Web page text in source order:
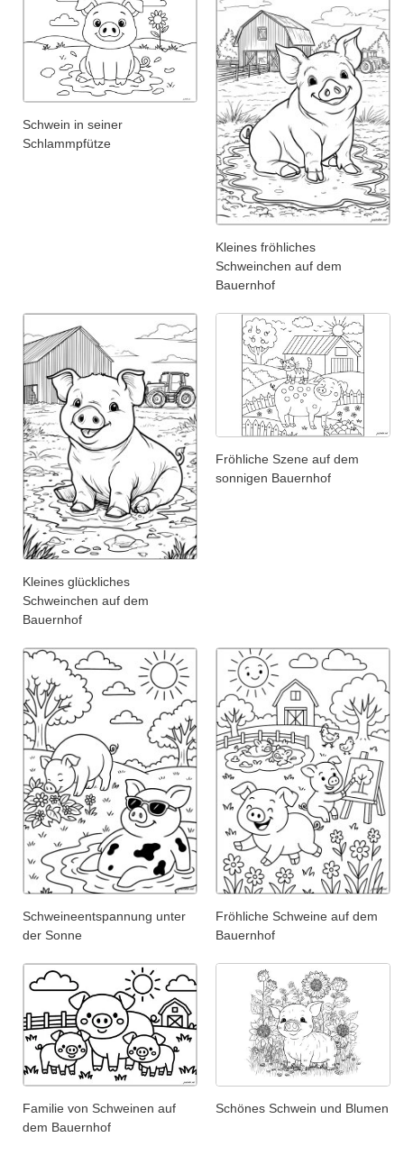
Schwein in seiner
Schlammpfütze
Kleines fröhliches
Schweinchen auf dem
Bauernhof
Kleines glückliches
Schweinchen auf dem
Bauernhof
Fröhliche Szene auf dem
sonnigen Bauernhof
Schweineentspannung unter
der Sonne
Fröhliche Schweine auf dem
Bauernhof
Familie von Schweinen auf
dem Bauernhof
Schönes Schwein und Blumen